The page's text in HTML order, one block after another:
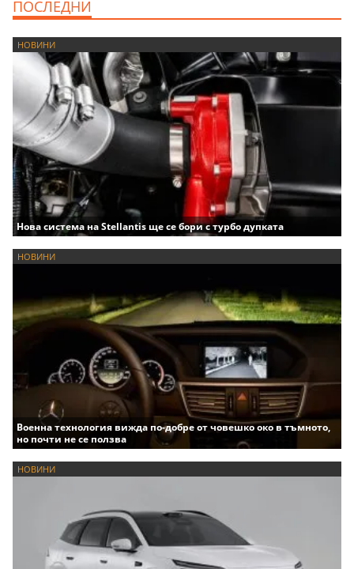
ПОСЛЕДНИ
НОВИНИ
Нова система на Stellantis ще се бори с турбо дупката
НОВИНИ
Военна технология вижда по-добре от човешко око в тъмното,
но почти не се ползва
НОВИНИ